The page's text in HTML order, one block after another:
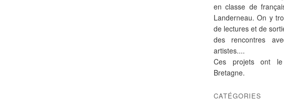
en classe de
Landerneau. On y
de lectures et de
des rencontres
artistes....
Ces projets ont
Bretagne.
CATÉGORIES